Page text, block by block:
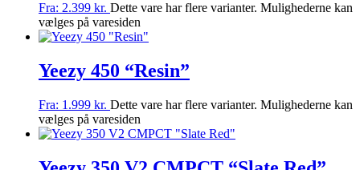
Fra: 2.399 kr. Dette vare har flere varianter. Mulighederne kan
vælges på varesiden
Yeezy 450 “Resin”
Fra: 1.999 kr. Dette vare har flere varianter. Mulighederne kan
vælges på varesiden